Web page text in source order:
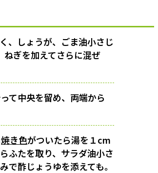
、しょうが、ごま油小さじ
ぎを加えてさらに混ぜ
て中央を留め、両端から
焼き色がついたら湯を１cm
ふたを取り、サラダ油小さ
で酢じょうゆを添えても。